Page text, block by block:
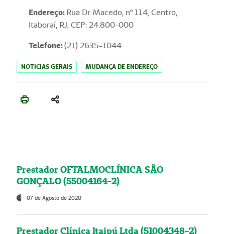
Endereço:Rua Dr Macedo, nº 114, Centro,
Itaboraí, RJ, CEP: 24.800-000
Telefone:(21) 2635-1044
NOTICIAS GERAIS MUDANÇA DE ENDEREÇO
Prestador OFTALMOCLÍNICA SÃO
GONÇALO (55004164-2)
07 de Agosto de 2020
Prestador Clínica Itaipú Ltda (51004348-2)